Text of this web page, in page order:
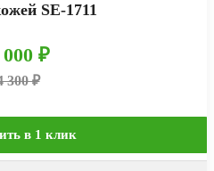
SE-1711
000 ₽
300 ₽
в 1 клик